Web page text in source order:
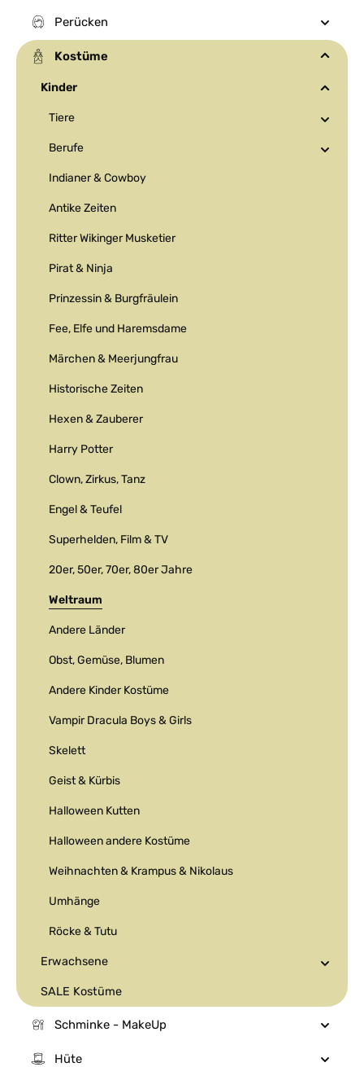
Perücken
Kostüme
Kinder
Tiere
Berufe
Indianer & Cowboy
Antike Zeiten
Ritter Wikinger Musketier
Pirat & Ninja
Prinzessin & Burgfräulein
Fee, Elfe und Haremsdame
Märchen & Meerjungfrau
Historische Zeiten
Hexen & Zauberer
Harry Potter
Clown, Zirkus, Tanz
Engel & Teufel
Superhelden, Film & TV
20er, 50er, 70er, 80er Jahre
Weltraum
Andere Länder
Obst, Gemüse, Blumen
Andere Kinder Kostüme
Vampir Dracula Boys & Girls
Skelett
Geist & Kürbis
Halloween Kutten
Halloween andere Kostüme
Weihnachten & Krampus & Nikolaus
Umhänge
Röcke & Tutu
Erwachsene
SALE Kostüme
Schminke - MakeUp
Hüte